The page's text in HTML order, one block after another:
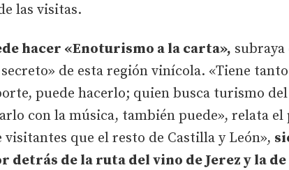
las visitas.
hacer «Enoturismo a la carta»,
de esta región vinícola. «Tiene
puede hacerlo; quien busca turismo
con la música, también puede», relata el
que el resto de Castilla y León»,
detrás de la ruta del vino de Jerez y la